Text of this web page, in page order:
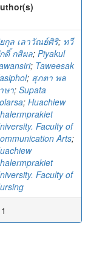
กุล เลาวัณย์ศิริ; ทวี
ดิ์ กสิผล; Piyakul
; Taweesak
; สุภตา พล
ษา; Supata
; Huachiew
Faculty of
Arts;
Faculty of